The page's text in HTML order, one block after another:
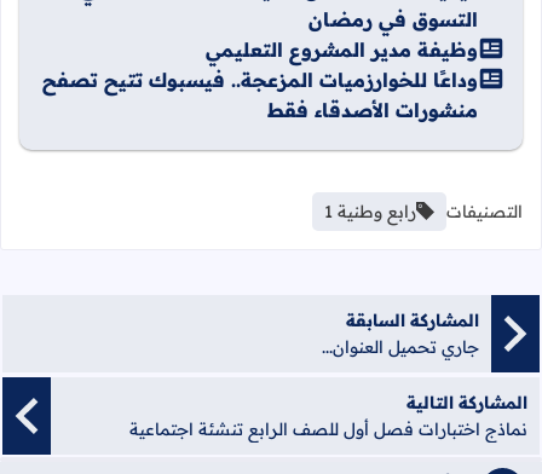
التسوق في رمضان
وظيفة مدير المشروع التعليمي
وداعًا للخوارزميات المزعجة.. فيسبوك تتيح تصفح
منشورات الأصدقاء فقط
التصنيفات رابع وطنية 1
المشاركة السابقة
جاري تحميل العنوان...
المشاركة التالية
نماذج اختبارات فصل أول للصف الرابع تنشئة اجتماعية